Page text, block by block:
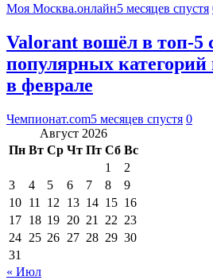
Моя Москва.онлайн5 месяцев спустя
Valorant вошёл в топ-5
популярных категорий
в феврале
Чемпионат.com5 месяцев спустя 0
Август 2026
Пн Вт Ср Чт Пт Сб Вс
1
2
3
4 5 6 7 8
9
10 11 12 13 14 15 16
17 18 19 20 21 22 23
24 25 26 27 28 29 30
31
« Июл